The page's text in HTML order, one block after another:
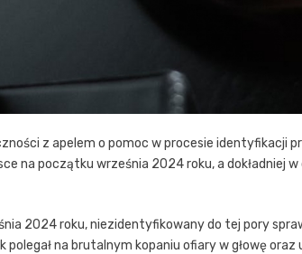
z apelem o pomoc w procesie identyfikacji
na początku września 2024 roku, a dokładniej
2024 roku, niezidentyfikowany do tej pory
na brutalnym kopaniu ofiary w głowę